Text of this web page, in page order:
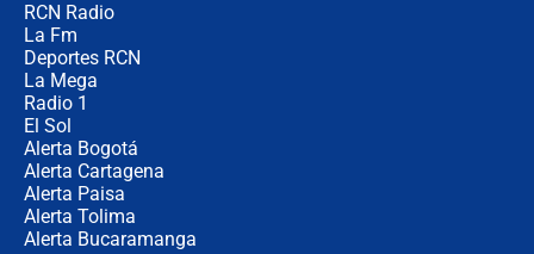
RCN Radio
La Fm
Deportes RCN
La Mega
Radio 1
El Sol
Alerta Bogotá
Alerta Cartagena
Alerta Paisa
Alerta Tolima
Alerta Bucaramanga